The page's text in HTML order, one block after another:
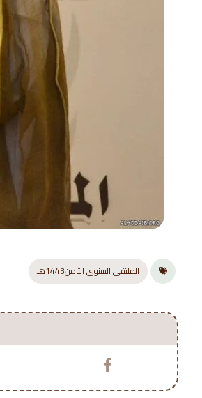
الملتقى السنوي الثامن1443هـ